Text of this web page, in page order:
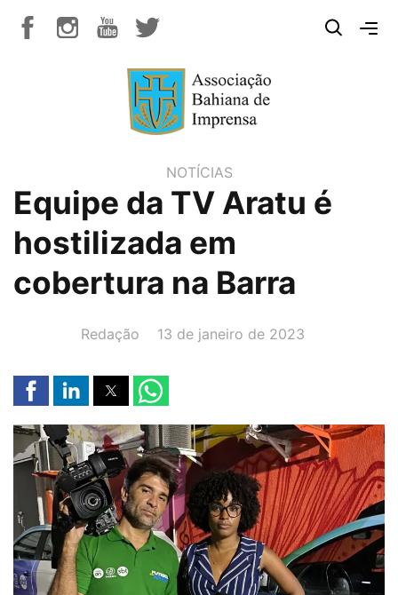
NOTÍCIAS
Equipe da TV Aratu é
hostilizada em
cobertura na Barra
AUTOR(A):
Redação DATA:
13 de janeiro de 2023